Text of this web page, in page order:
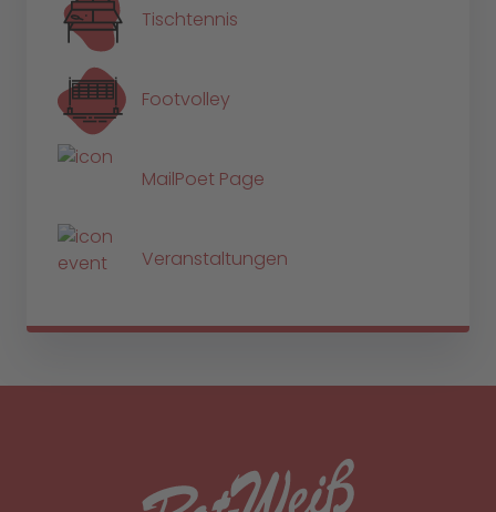
Tischtennis
Footvolley
MailPoet Page
Veranstaltungen